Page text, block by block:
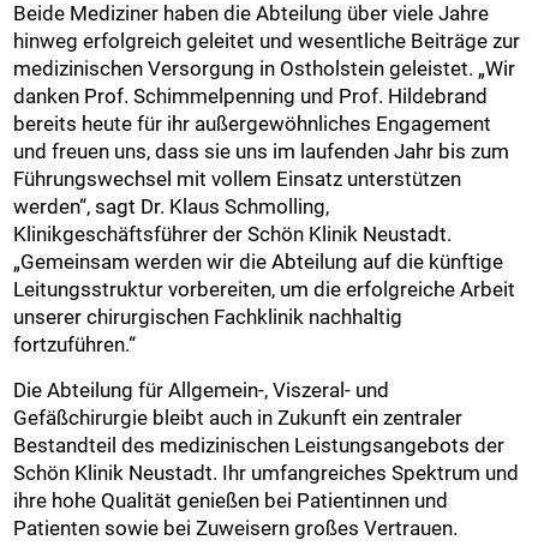
Beide Mediziner haben die Abteilung über viele Jahre
hinweg erfolgreich geleitet und wesentliche Beiträge zur
medizinischen Versorgung in Ostholstein geleistet. „Wir
danken Prof. Schimmelpenning und Prof. Hildebrand
bereits heute für ihr außergewöhnliches Engagement
und freuen uns, dass sie uns im laufenden Jahr bis zum
Führungswechsel mit vollem Einsatz unterstützen
werden“, sagt Dr. Klaus Schmolling,
Klinikgeschäftsführer der Schön Klinik Neustadt.
„Gemeinsam werden wir die Abteilung auf die künftige
Leitungsstruktur vorbereiten, um die erfolgreiche Arbeit
unserer chirurgischen Fachklinik nachhaltig
fortzuführen.“
Die Abteilung für Allgemein-, Viszeral- und
Gefäßchirurgie bleibt auch in Zukunft ein zentraler
Bestandteil des medizinischen Leistungsangebots der
Schön Klinik Neustadt. Ihr umfangreiches Spektrum und
ihre hohe Qualität genießen bei Patientinnen und
Patienten sowie bei Zuweisern großes Vertrauen.